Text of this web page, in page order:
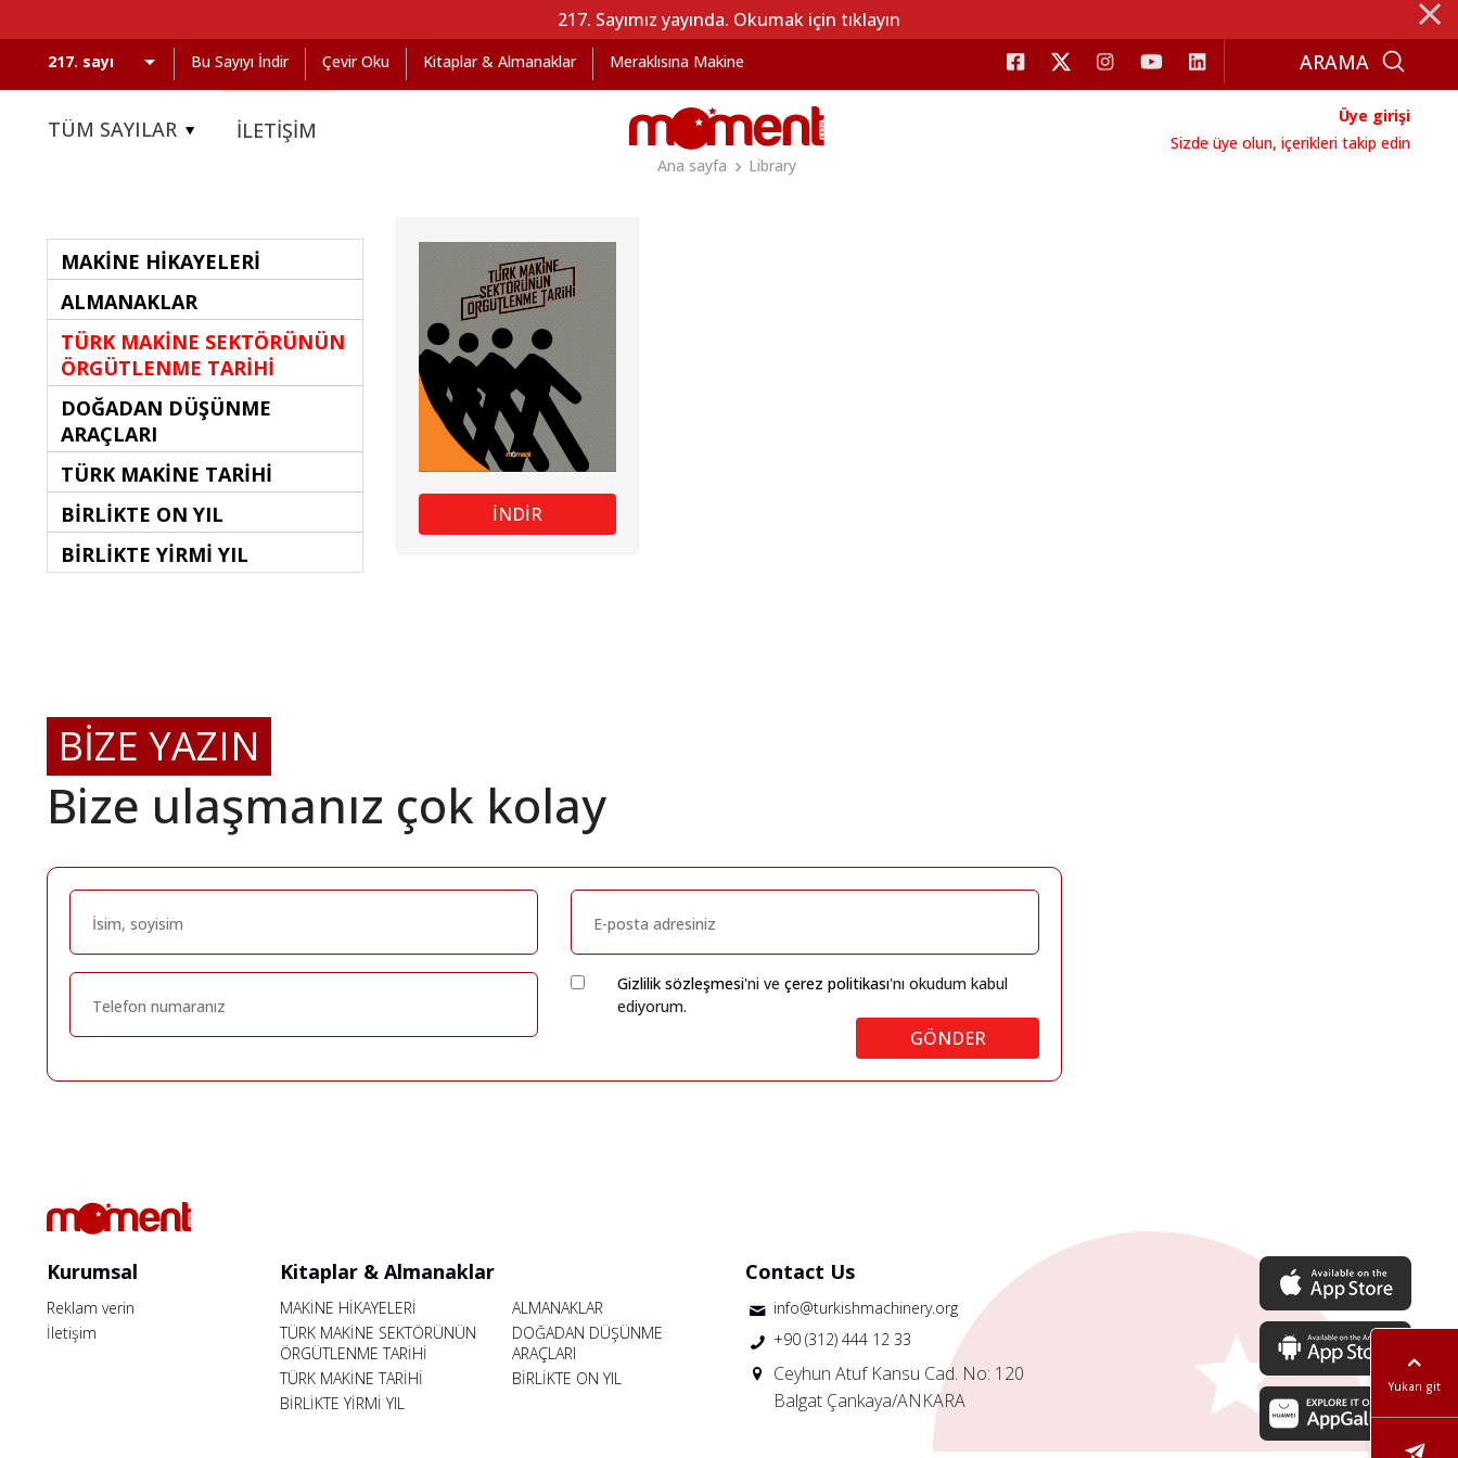
217. Sayımız yayında. Okumak için tıklayın ⨯
Bu Sayıyı İndir Çevir Oku Kitaplar & Almanaklar Meraklısına Makine
TÜM SAYILAR İLETİŞİM
Üye girişi
Sizde üye olun, içerikleri takip edin
Ana sayfa
Library
MAKİNE HİKAYELERİ
ALMANAKLAR
TÜRK MAKİNE SEKTÖRÜNÜN
ÖRGÜTLENME TARİHİ
DOĞADAN DÜŞÜNME
ARAÇLARI
TÜRK MAKİNE TARİHİ
BİRLİKTE ON YIL
BİRLİKTE YİRMİ YIL
İNDİR
BİZE YAZIN
Bize ulaşmanız çok kolay
Gizlilik sözleşmesi'ni ve çerez politikası'nı okudum kabul
ediyorum.
GÖNDER
Yukarı git
Kurumsal
Reklam verin
İletişim
Kitaplar & Almanaklar
MAKİNE HİKAYELERİ
ALMANAKLAR
TÜRK MAKİNE SEKTÖRÜNÜN
ÖRGÜTLENME TARİHİ
DOĞADAN DÜŞÜNME
ARAÇLARI
TÜRK MAKİNE TARİHİ
BİRLİKTE ON YIL
BİRLİKTE YİRMİ YIL
Contact Us
info@turkishmachinery.org
+90 (312) 444 12 33
Ceyhun Atuf Kansu Cad. No: 120
Balgat Çankaya/ANKARA